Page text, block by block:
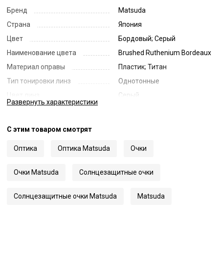
Бренд
Matsuda
Страна
Япония
Цвет
Бордовый; Серый
Наименование цвета
Brushed Ruthenium Bordeaux
Материал оправы
Пластик; Титан
Тип тонировки линз
Однотонные
Серый
Длина заушника
Развернуть характеристики
С этим товаром смотрят
Оптика Оптика Matsuda Очки
Очки Matsuda Солнцезащитные очки
Солнцезащитные очки Matsuda Matsuda